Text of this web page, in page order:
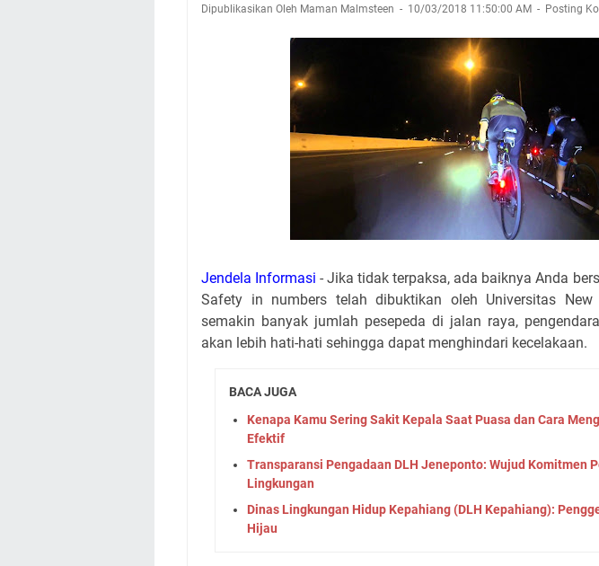
Dipublikasikan Oleh Maman Malmsteen 10/03/2018 11:50:00 AM Posting
Jendela Informasi - Jika tidak terpaksa, ada baiknya Anda
Safety in numbers telah dibuktikan oleh Universitas
semakin banyak jumlah pesepeda di jalan raya,
akan lebih hati-hati sehingga dapat menghindari kecelakaan.
BACA JUGA
Kenapa Kamu Sering Sakit Kepala Saat Puasa dan Cara
Efektif
Transparansi Pengadaan DLH Jeneponto: Wujud Komitmen
Lingkungan
Dinas Lingkungan Hidup Kepahiang (DLH Kepahiang):
Hijau